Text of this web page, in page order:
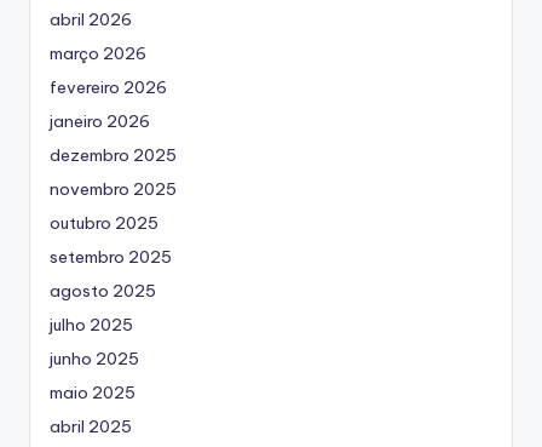
abril 2026
março 2026
fevereiro 2026
janeiro 2026
dezembro 2025
novembro 2025
outubro 2025
setembro 2025
agosto 2025
julho 2025
junho 2025
maio 2025
abril 2025